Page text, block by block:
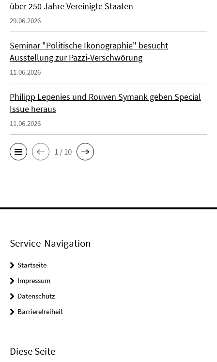
über 250 Jahre Vereinigte Staaten
29.06.2026
Seminar "Politische Ikonographie" besucht
Ausstellung zur Pazzi-Verschwörung
11.06.2026
Philipp Lepenies und Rouven Symank geben Special
Issue heraus
11.06.2026
1 / 10
Service-Navigation
Startseite
Impressum
Datenschutz
Barrierefreiheit
Diese Seite